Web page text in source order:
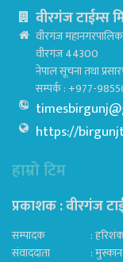
वीरगंज टाईम्स
वीरगंज
वीरगंज 44300
नेपाल सूचना तथा
सम्पर्क : +977-
https://
हाम्रो टिम
प्रकाशक : वीरगंज
सम्पादक : हरिशंकर
संवाददाता : मुस्कान